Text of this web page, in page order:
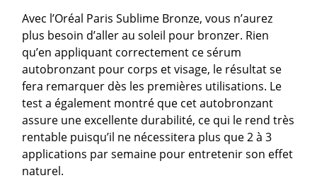
Avec l’Oréal Paris Sublime Bronze, vous n’aurez
plus besoin d’aller au soleil pour bronzer. Rien
qu’en appliquant correctement ce sérum
autobronzant pour corps et visage, le résultat se
fera remarquer dès les premières utilisations. Le
test a également montré que cet autobronzant
assure une excellente durabilité, ce qui le rend très
rentable puisqu’il ne nécessitera plus que 2 à 3
applications par semaine pour entretenir son effet
naturel.